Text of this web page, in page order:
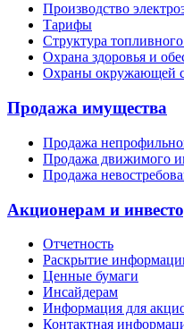
Производство
Тарифы
Структура
Охрана здоровья и
Охраны окружающей
Продажа имущества
Продажа
Продажа движимого
Продажа
Акционерам и
Отчетность
Раскрытие
Ценные бумаги
Инсайдерам
Информация для
Контактная